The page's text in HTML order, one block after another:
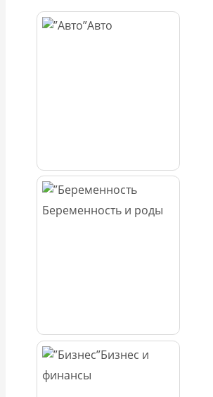
Авто
Беременность и роды
Бизнес и
финансы